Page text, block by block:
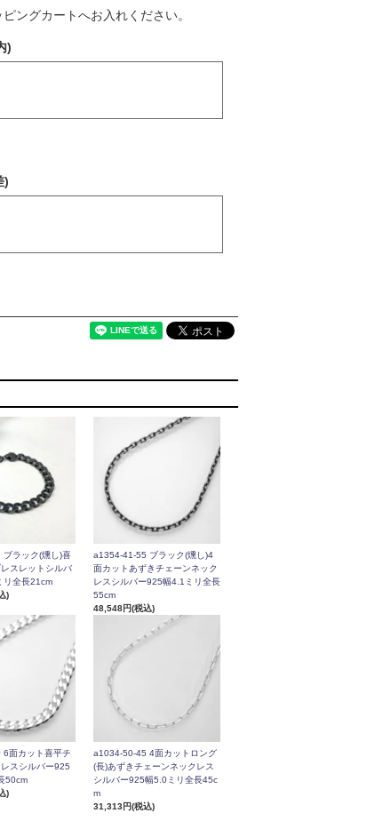
ングカートへお入れください。
)
)
ラック(燻し)喜
スレットシルバ
リ全長21cm
)
a1354-41-55 ブラック(燻し)4
面カットあずきチェーンネック
レスシルバー925幅4.1ミリ全長
55cm
48,548円(税込)
面カット喜平チ
スシルバー925
50cm
)
a1034-50-45 4面カットロング
(長)あずきチェーンネックレス
シルバー925幅5.0ミリ全長45c
m
31,313円(税込)